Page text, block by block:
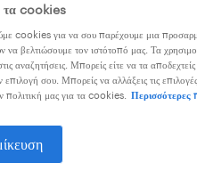
Developer
τα cookies
cookies για να σου παρέχουμε μια
να βελτιώσουμε τον ιστότοπό μας. Τα
αναζητήσεις. Μπορείς είτε να τα
επιλογή σου. Μπορείς να αλλάξεις τις
πολιτική μας για τα cookies.
Περισσότερες